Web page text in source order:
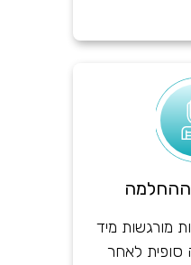
ההחלמה
מורגשות מיד
סופית לאחר